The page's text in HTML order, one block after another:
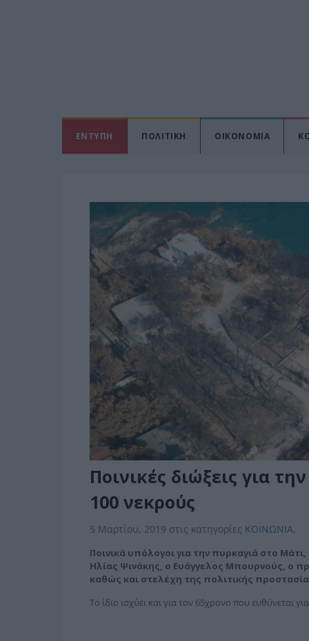
ΕΝΤΥΠΗ ΠΟΛΙΤΙΚΗ ΟΙΚΟΝΟΜΙΑ
Ποινικές διώξεις για
100 νεκρούς
5 Μαρτίου, 2019 στις κατηγορίες ΚΟΙΝΩΝΙΑ,
Ποινικά υπόλογοι για την πυρκαγιά στο
Ηλίας Ψινάκης, ο Ευάγγελος Μπουρνούς, ο
καθώς και στελέχη της πολιτικής
Το ίδιο ισχύει και για τον 65χρονο που ευθύνεται